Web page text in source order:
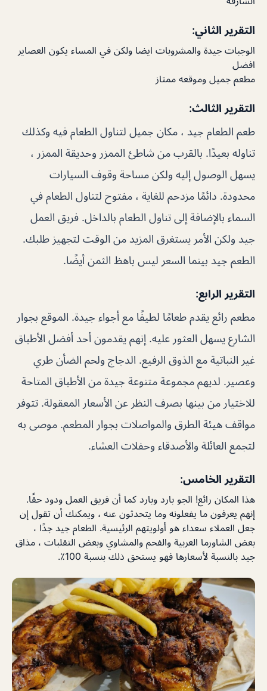
التقرير الثاني:
الوجبات جيدة والمشروبات ايضا ولكن في المساء يكون العصاير
افضل
مطعم جميل وموقعه ممتاز
التقرير الثالث:
طعم الطعام جيد ، مكان جميل لتناول الطعام فيه وكذلك
تناوله بعيدًا. بالقرب من شاطئ الممزر وحديقة الممزر ،
يسهل الوصول إليه ولكن مساحة وقوف السيارات
محدودة. دائمًا مزدحم للغاية ، مفتوح لتناول الطعام في
السماء بالإضافة إلى تناول الطعام بالداخل. فريق العمل
جيد ولكن الأمر يستغرق المزيد من الوقت لتجهيز طلبك.
الطعم جيد بينما السعر ليس باهظ الثمن أيضًا.
التقرير الرابع:
مطعم رائع يقدم طعامًا لطيفًا مع أجواء جيدة. الموقع بجوار
الشارع يسهل العثور عليه. إنهم يقدمون أحد أفضل الأطباق
غير النباتية مع الذوق الرفيع. الدجاج ولحم الضأن طري
وعصير. لديهم مجموعة متنوعة جيدة من الأطباق المتاحة
للاختيار من بينها بصرف النظر عن الأسعار المعقولة. تتوفر
مواقف هيئة الطرق والمواصلات بجوار المطعم. موصى به
لتجمع العائلة والأصدقاء وحفلات العشاء.
التقرير الخامس:
هذا المكان رائع! الجو بارد وبارد كما أن فريق العمل ودود حقًا.
إنهم يعرفون ما يفعلونه وما يتحدثون عنه ، ويمكنك أن تقول إن
جعل العملاء سعداء هو أولويتهم الرئيسية. الطعام جيد جدًا ،
بعض الشاورما العربية والفحم والمشاوي وبعض التقلبات ، مذاق
جيد بالنسبة لأسعارها فهو يستحق ذلك بنسبة 100٪.